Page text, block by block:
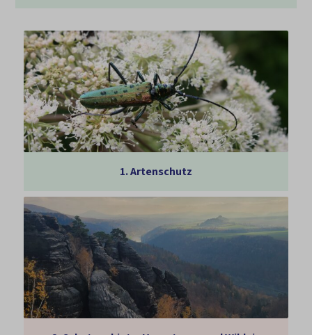
1.Artenschutz